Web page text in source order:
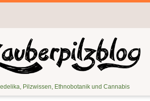
Pilzwissen, Ethnobotanik und Cannabis